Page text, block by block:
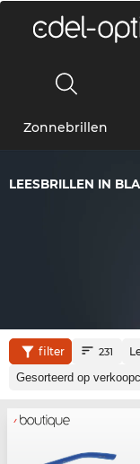
Zonnebrillen
LEESBRILLEN IN
filter 231